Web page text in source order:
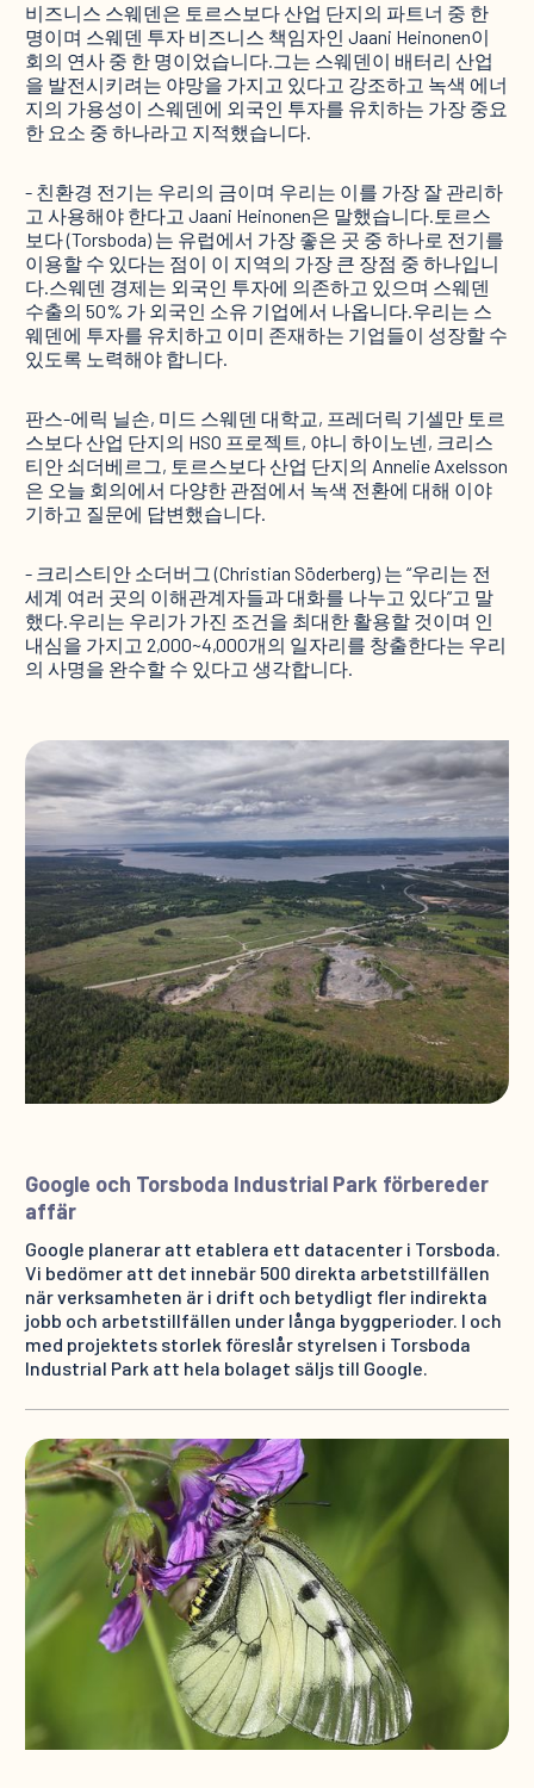
비즈니스 스웨덴은 토르스보다 산업 단지의 파트너 중 한
명이며 스웨덴 투자 비즈니스 책임자인 Jaani Heinonen이
회의 연사 중 한 명이었습니다.그는 스웨덴이 배터리 산업
을 발전시키려는 야망을 가지고 있다고 강조하고 녹색 에너
지의 가용성이 스웨덴에 외국인 투자를 유치하는 가장 중요
한 요소 중 하나라고 지적했습니다.
- 친환경 전기는 우리의 금이며 우리는 이를 가장 잘 관리하
고 사용해야 한다고 Jaani Heinonen은 말했습니다.토르스
보다 (Torsboda) 는 유럽에서 가장 좋은 곳 중 하나로 전기를
이용할 수 있다는 점이 이 지역의 가장 큰 장점 중 하나입니
다.스웨덴 경제는 외국인 투자에 의존하고 있으며 스웨덴
수출의 50% 가 외국인 소유 기업에서 나옵니다.우리는 스
웨덴에 투자를 유치하고 이미 존재하는 기업들이 성장할 수
있도록 노력해야 합니다.
판스-에릭 닐손, 미드 스웨덴 대학교, 프레더릭 기셀만 토르
스보다 산업 단지의 HSO 프로젝트, 야니 하이노넨, 크리스
티안 쇠더베르그, 토르스보다 산업 단지의 Annelie Axelsson
은 오늘 회의에서 다양한 관점에서 녹색 전환에 대해 이야
기하고 질문에 답변했습니다.
- 크리스티안 소더버그 (Christian Söderberg) 는 “우리는 전
세계 여러 곳의 이해관계자들과 대화를 나누고 있다”고 말
했다.우리는 우리가 가진 조건을 최대한 활용할 것이며 인
내심을 가지고 2,000~4,000개의 일자리를 창출한다는 우리
의 사명을 완수할 수 있다고 생각합니다.
Google och Torsboda Industrial Park förbereder
affär
Google planerar att etablera ett datacenter i Torsboda.
Vi bedömer att det innebär 500 direkta arbetstillfällen
när verksamheten är i drift och betydligt fler indirekta
jobb och arbetstillfällen under långa byggperioder. I och
med projektets storlek föreslår styrelsen i Torsboda
Industrial Park att hela bolaget säljs till Google.